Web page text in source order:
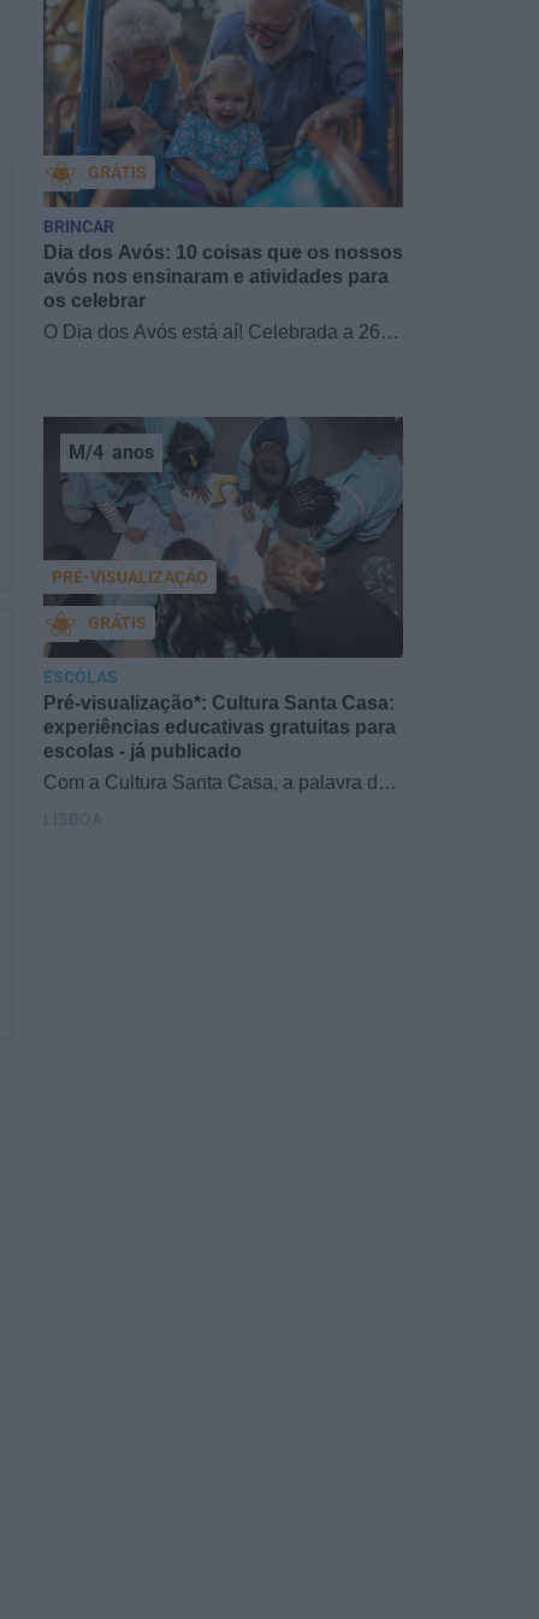
Dia dos Avós: 10 coisas que os nossos
avós nos ensinaram e atividades para
os celebrar
O Dia dos Avós está aí! Celebrada a 26
GRÁTIS
BRINCAR
Pré-visualização*: Cultura Santa Casa:
experiências educativas gratuitas para
escolas - já publicado
Com a Cultura Santa Casa, a palavra de
M/4 anos
GRÁTIS
PRÉ-VISUALIZAÇÃO
ESCOLAS